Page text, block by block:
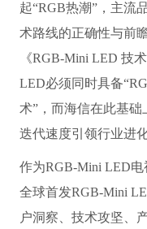
起“RGB热潮”，主流
术路线的正确性与前
《RGB-Mini LED 技
LED必须同时具备
术”，而海信在此基
迭代速度引领行业进化
作为RGB-Mini LED
全球首发RGB-Mini
户洞察、技术攻坚、